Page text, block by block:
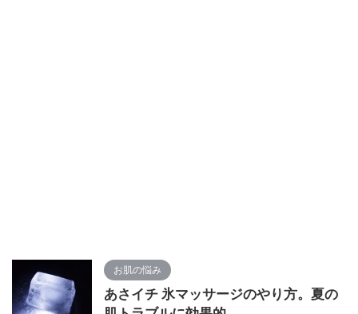
お肌の悩み
あさイチ 氷マッサージのやり方。夏の